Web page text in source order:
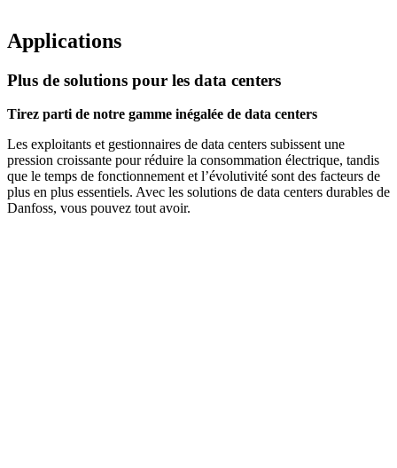
Applications
Plus de solutions pour les data centers
Tirez parti de notre gamme inégalée de data centers
Les exploitants et gestionnaires de data centers subissent une
pression croissante pour réduire la consommation électrique, tandis
que le temps de fonctionnement et l’évolutivité sont des facteurs de
plus en plus essentiels. Avec les solutions de data centers durables de
Danfoss, vous pouvez tout avoir.